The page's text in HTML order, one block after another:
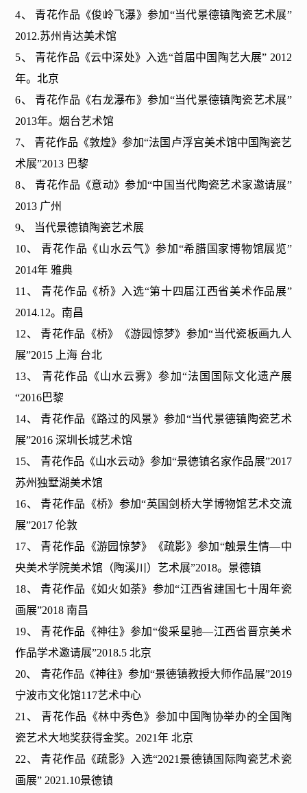
4、 青花作品《俊岭飞瀑》参加“当代景德镇陶瓷艺术展”
2012.苏州肯达美术馆
5、 青花作品《云中深处》入选“首届中国陶艺大展” 2012
年。北京
6、 青花作品《右龙瀑布》参加“当代景德镇陶瓷艺术展”
2013年。烟台艺术馆
7、 青花作品《敦煌》参加“法国卢浮宫美术馆中国陶瓷艺
术展”2013 巴黎
8、 青花作品《意动》参加“中国当代陶瓷艺术家邀请展”
2013 广州
9、 当代景德镇陶瓷艺术展
10、 青花作品《山水云气》参加“希腊国家博物馆展览”
2014年 雅典
11、 青花作品《桥》入选“第十四届江西省美术作品展”
2014.12。南昌
12、 青花作品《桥》《游园惊梦》参加“当代瓷板画九人
展”2015 上海 台北
13、 青花作品《山水云雾》参加“法国国际文化遗产展
“2016巴黎
14、 青花作品《路过的风景》参加“当代景德镇陶瓷艺术
展”2016 深圳长城艺术馆
15、 青花作品《山水云动》参加“景德镇名家作品展”2017
苏州独墅湖美术馆
16、 青花作品《桥》参加“英国剑桥大学博物馆艺术交流
展”2017 伦敦
17、 青花作品《游园惊梦》《疏影》参加“触景生情—中
央美术学院美术馆（陶溪川）艺术展”2018。景德镇
18、 青花作品《如火如荼》参加“江西省建国七十周年瓷
画展”2018 南昌
19、 青花作品《神往》参加“俊采星驰—江西省晋京美术
作品学术邀请展”2018.5 北京
20、 青花作品《神往》参加“景德镇教授大师作品展”2019
宁波市文化馆117艺术中心
21、 青花作品《林中秀色》参加中国陶协举办的全国陶
瓷艺术大地奖获得金奖。2021年 北京
22、 青花作品《疏影》入选“2021景德镇国际陶瓷艺术瓷
画展” 2021.10景德镇